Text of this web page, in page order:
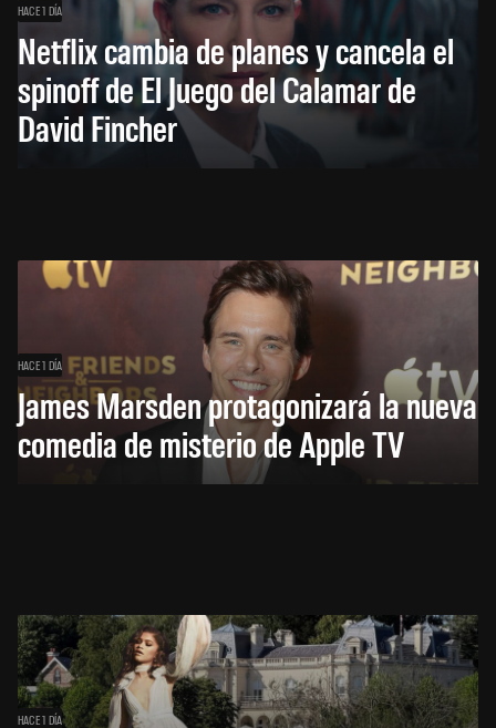
HACE 1 DÍA
Netflix cambia de planes y cancela el
spinoff de El Juego del Calamar de
David Fincher
HACE 1 DÍA
James Marsden protagonizará la nueva
comedia de misterio de Apple TV
HACE 1 DÍA